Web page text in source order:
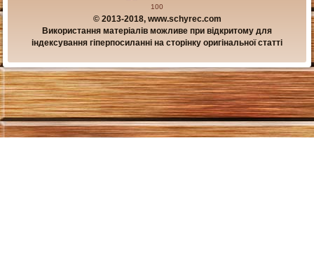
© 2013-2018, www.schyrec.com
Використання матеріалів можливе при відкритому для
індексування гіперпосиланні на сторінку оригінальної статті